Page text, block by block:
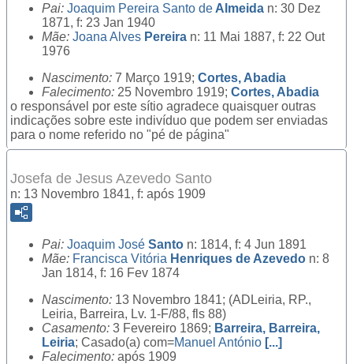
Pai: Joaquim Pereira Santo de Almeida n: 30 Dez
1871, f: 23 Jan 1940
Mãe: Joana Alves Pereira n: 11 Mai 1887, f: 22 Out
1976
Nascimento: 7 Março 1919; Cortes, Abadia
Falecimento: 25 Novembro 1919; Cortes, Abadia
o responsável por este sítio agradece quaisquer outras
indicações sobre este indivíduo que podem ser enviadas
para o nome referido no "pé de página"
Josefa de Jesus Azevedo Santo
n: 13 Novembro 1841, f: após 1909
Pai: Joaquim José Santo n: 1814, f: 4 Jun 1891
Mãe: Francisca Vitória Henriques de Azevedo n: 8
Jan 1814, f: 16 Fev 1874
Nascimento: 13 Novembro 1841; (ADLeiria, RP.,
Leiria, Barreira, Lv. 1-F/88, fls 88)
Casamento: 3 Fevereiro 1869; Barreira, Barreira,
Leiria; Casado(a) com=Manuel António [...]
Falecimento: após 1909